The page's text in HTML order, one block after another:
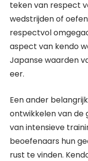
teken van respect
wedstrijden of
respectvol
aspect van kendo
Japanse waarden
eer.
Een ander
ontwikkelen van de
van intensieve
beoefenaars hun
rust te vinden.